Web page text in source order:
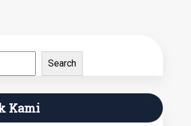
Search
Kami